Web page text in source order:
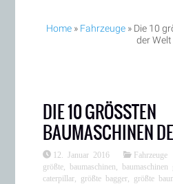
Home » Fahrzeuge » Die 10
der Welt
DIE 10 GRÖSSTEN B
AUMASCHINEN
12. Januar 2016 Fahrzeuge
größte ,baumaschinen ,baumaschinen
caterpillar
größte bagger größte